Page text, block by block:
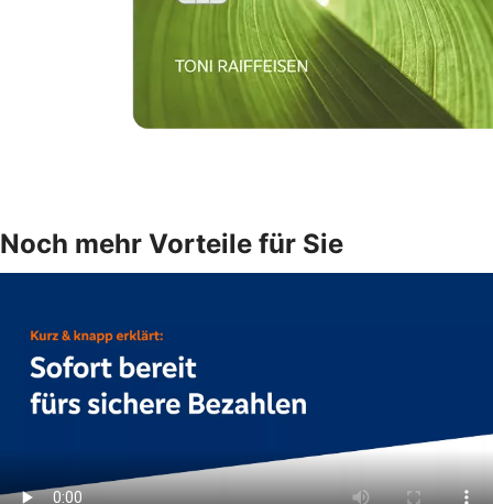
Noch mehr Vorteile für Sie